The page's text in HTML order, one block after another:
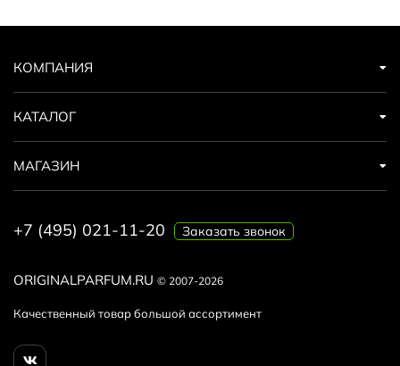
ORIGINALPARFUM.RU © 2007-2026
Качественный товар большой ассортимент
КОМПАНИЯ
КАТАЛОГ
МАГАЗИН
+7 (495) 021-11-20 Заказать звонок